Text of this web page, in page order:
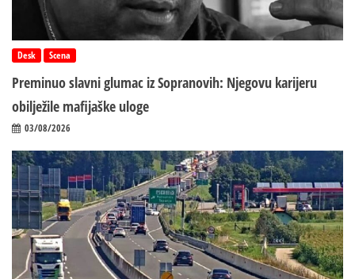
Desk Scena
Preminuo slavni glumac iz Sopranovih: Njegovu karijeru
obilježile mafijaške uloge
03/08/2026